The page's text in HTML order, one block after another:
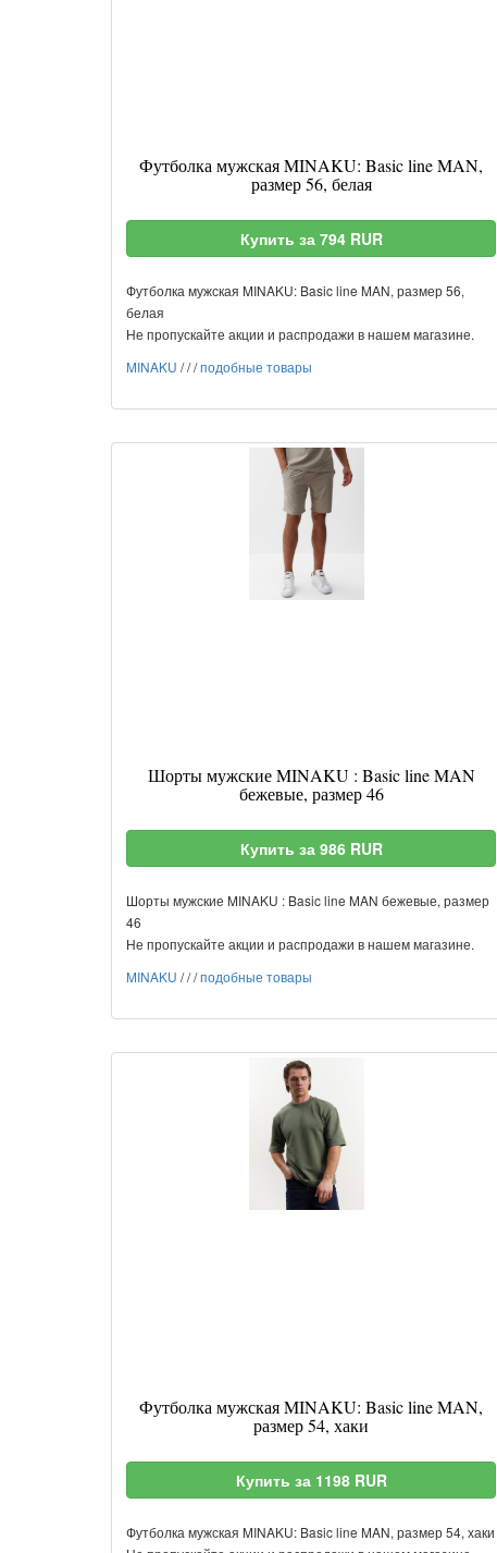
Футболка мужская MINAKU: Basic line MAN,
размер 56, белая
Купить за 794 RUR
Футболка мужская MINAKU: Basic line MAN, размер 56,
белая
Не пропускайте акции и распродажи в нашем магазине.
MINAKU ///подобные товары
Шорты мужские MINAKU : Basic line MAN
бежевые, размер 46
Купить за 986 RUR
Шорты мужские MINAKU : Basic line MAN бежевые, размер
46
Не пропускайте акции и распродажи в нашем магазине.
MINAKU ///подобные товары
Футболка мужская MINAKU: Basic line MAN,
размер 54, хаки
Купить за 1198 RUR
Футболка мужская MINAKU: Basic line MAN, размер 54, хаки